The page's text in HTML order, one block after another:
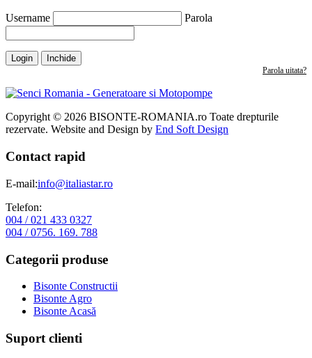
Username Parola
Login Inchide
Parola uitata?
Copyright © 2026 BISONTE-ROMANIA.ro Toate drepturile
rezervate. Website and Design by End Soft Design
Contact rapid
E-mail:info@italiastar.ro
Telefon:
004 / 021 433 0327
004 / 0756. 169. 788
Categorii produse
Bisonte Constructii
Bisonte Agro
Bisonte Acasă
Suport clienti